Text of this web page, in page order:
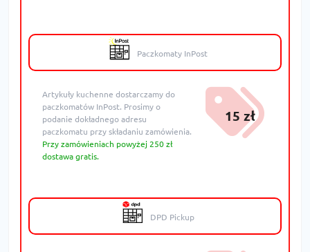
Paczkomaty InPost
Artykuły kuchenne dostarczamy do
paczkomatów InPost. Prosimy o
podanie dokładnego adresu
paczkomatu przy składaniu zamówienia.
Przy zamówieniach powyżej 250 zł
dostawa gratis.
15 zł
DPD Pickup